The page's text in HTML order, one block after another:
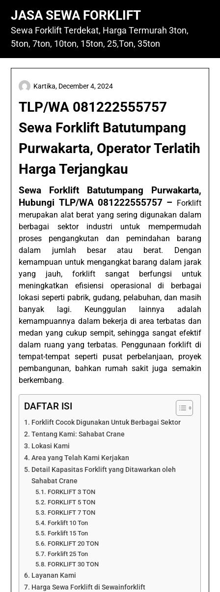
content
JASA SEWA FORKLIFT
Sewa Forklift Terdekat, Harga Termurah 3ton,
5ton, 7ton, 10ton, 15ton, 25,Ton, 35ton
TLP/WA 081222555757
Sewa Forklift Batutumpang
Purwakarta, Operator Terlatih
Harga Terjangkau
Kartika, December 4, 2024
Sewa Forklift Batutumpang Purwakarta,
Hubungi TLP/WA 081222555757 – Forklift
merupakan alat berat yang sering digunakan dalam
berbagai sektor industri untuk mempermudah
proses pengangkutan dan pemindahan barang
dalam jumlah besar atau berat. Dengan
kemampuan untuk mengangkat barang dalam jarak
yang jauh, forklift sangat berfungsi untuk
meningkatkan efisiensi operasional di berbagai
lokasi seperti pabrik, gudang, pelabuhan, dan masih
banyak lagi. Keunggulan lainnya adalah
kemampuannya dalam bekerja di area terbatas dan
medan yang cukup sempit, sehingga sangat efektif
dalam ruang yang terbatas. Penggunaan forklift di
tempat-tempat seperti pusat perbelanjaan, proyek
pembangunan, bahkan rumah sakit juga semakin
berkembang.
DAFTAR ISI
Forklift Cocok Digunakan Untuk Berbagai Sektor
Tentang Kami: Sahabat Crane
Lokasi Kami
Area yang Telah Kami Kerjakan
Detail Kapasitas Forklift yang Ditawarkan oleh
Sahabat Crane
FORKLIFT 3 TON
FORKLIFT 5 TON
FORKLIFT 7 TON
Forklift 10 Ton
Forklift 15 Ton
FORKLIFT 20 TON
Forklift 25 Ton
FORKLIFT 30 TON
Layanan Kami
Harga Sewa Forklift di Sewainforklift